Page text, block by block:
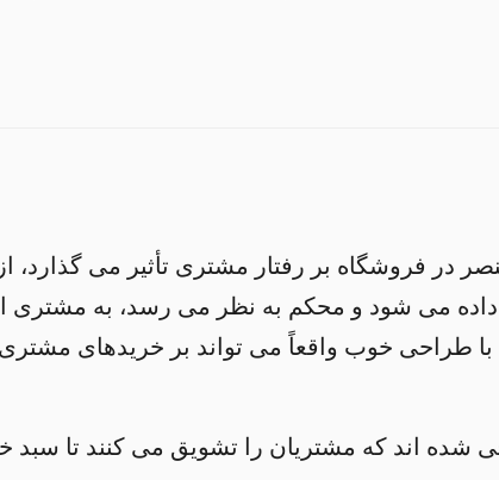
فروشگاه بر رفتار مشتری تأثیر می گذارد، از
می شود و محکم به نظر می رسد، به مشتری
با طراحی خوب واقعاً می تواند بر خریدهای
اند که مشتریان را تشویق می کنند تا سبد